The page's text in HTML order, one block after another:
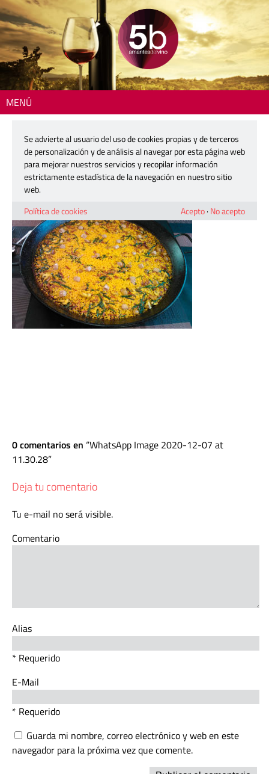
MENÚ
WhatsApp Image 2020-12-07 at
11.30.28
7 diciembre, 2020
0 comentarios en WhatsApp Image 2020-12-07 at
11.30.28
Deja tu comentario
Tu e-mail no será visible.
Comentario
Alias
* Requerido
E-Mail
* Requerido
Guarda mi nombre, correo electrónico y web en este
navegador para la próxima vez que comente.
Se advierte al usuario del uso de cookies propias y de terceros
de personalización y de análisis al navegar por esta página web
para mejorar nuestros servicios y recopilar información
estrictamente estadística de la navegación en nuestro sitio
web.
Política de cookies
Acepto· No acepto